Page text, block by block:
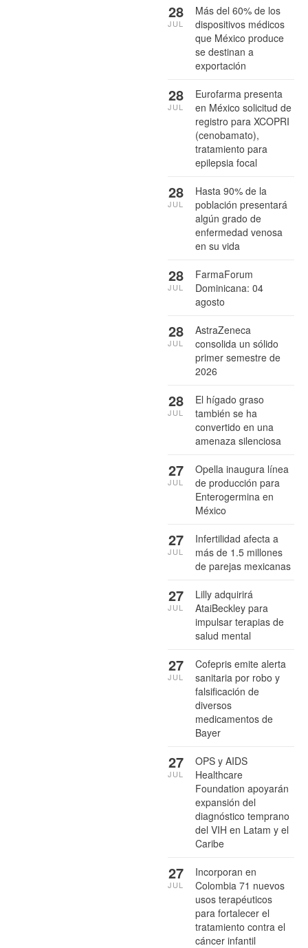
Más del 60% de los
dispositivos médicos
que México produce
se destinan a
exportación
28
JUL
Eurofarma presenta
en México solicitud de
registro para XCOPRI
(cenobamato),
tratamiento para
epilepsia focal
28
JUL
Hasta 90% de la
población presentará
algún grado de
enfermedad venosa
en su vida
28
JUL
FarmaForum
Dominicana: 04
agosto
28
JUL
AstraZeneca
consolida un sólido
primer semestre de
2026
28
JUL
El hígado graso
también se ha
convertido en una
amenaza silenciosa
28
JUL
Opella inaugura línea
de producción para
Enterogermina en
México
27
JUL
Infertilidad afecta a
más de 1.5 millones
de parejas mexicanas
27
JUL
Lilly adquirirá
AtaiBeckley para
impulsar terapias de
salud mental
27
JUL
Cofepris emite alerta
sanitaria por robo y
falsificación de
diversos
medicamentos de
Bayer
27
JUL
OPS y AIDS
Healthcare
Foundation apoyarán
expansión del
diagnóstico temprano
del VIH en Latam y el
Caribe
27
JUL
Incorporan en
Colombia 71 nuevos
usos terapéuticos
para fortalecer el
tratamiento contra el
cáncer infantil
27
JUL